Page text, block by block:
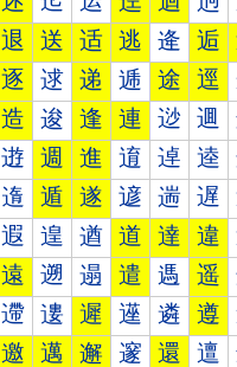
退 送 适 逃 逄 逅
逐 逑 递 逓 途 逕
造 逡 逢 連 逤 逥
逰 週 進 逳 逴 逵
遀 遁 遂 遃 遄 遅
遐 遑 遒 道 達 違
遠 遡 遢 遣 遤 遥
遰 遱 遲 遳 遴 遵
邀 邁 邂 邃 還 邅